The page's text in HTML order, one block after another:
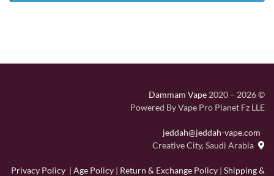
©
Dammam Vape 2020 – 2026
Powered By Vape Pro Planet Fz LLE
Privacy Policy | Age Policy | Return & Exchange Policy | Shipping &